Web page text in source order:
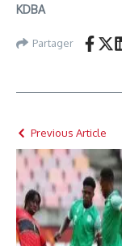
KDBA
Partager
Previous Article